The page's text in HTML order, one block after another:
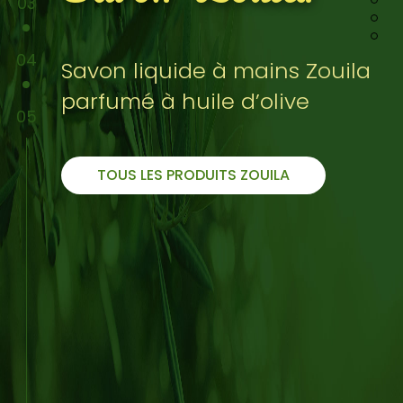
04
05
Savon liquide à mains Zouila
parfumé à huile d’olive
TOUS LES PRODUITS ZOUILA
Copyright © 2017 Zouila, Tous droits réservés. Site Web réalisé par